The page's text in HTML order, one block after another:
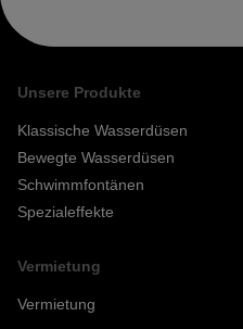
Unsere Produkte
Klassische Wasserdüsen
Bewegte Wasserdüsen
Schwimmfontänen
Spezialeffekte
Vermietung
Vermietung